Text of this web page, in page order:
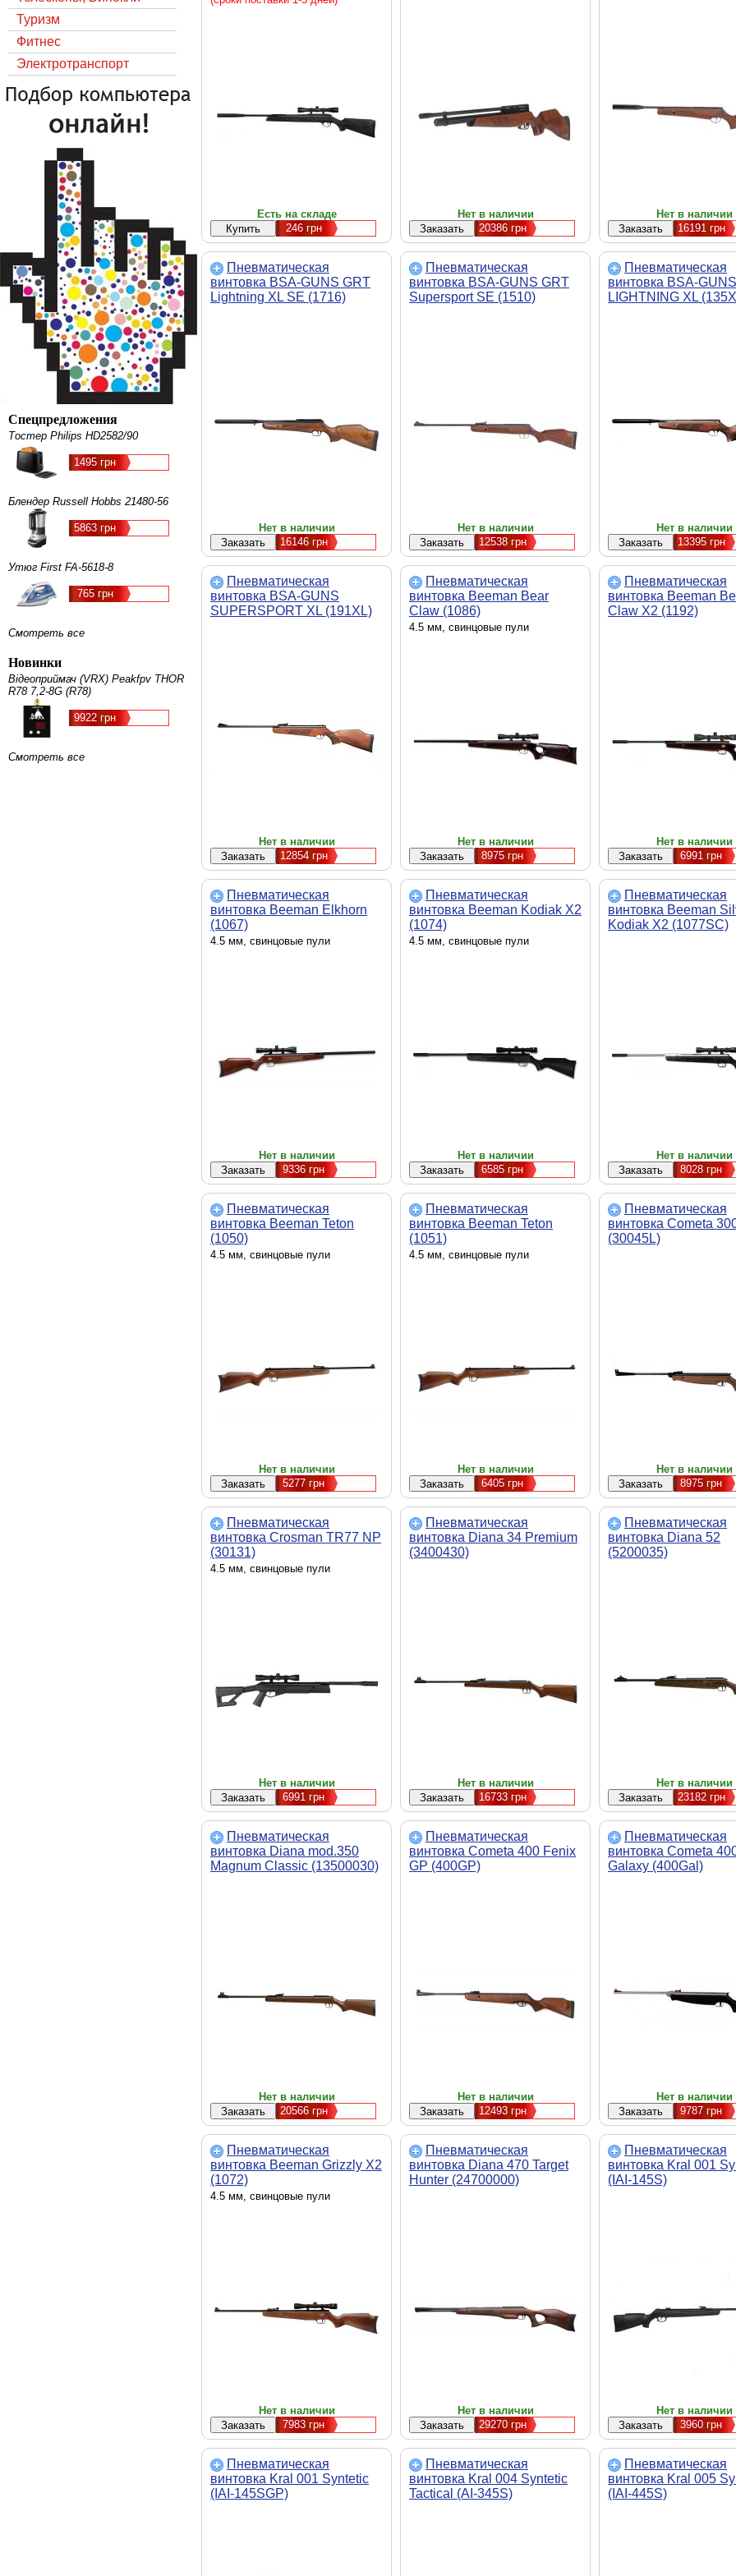
Туризм
Фитнес
Электротранспорт
Спецпредложения
Тостер Philips HD2582/90
1495 грн
Блендер Russell Hobbs 21480-56
5863 грн
Утюг First FA-5618-8
765 грн
Смотреть все
Новинки
Відеоприймач (VRX) Peakfpv THOR
R78 7,2-8G (R78)
9922 грн
Смотреть все
Есть на складе
246грн
Нет в наличии
20386грн
Нет в наличии
16191грн
Пневматическая
винтовка BSA-GUNS GRT
Lightning XL SE (1716)
Нет в наличии
16146грн
Пневматическая
винтовка BSA-GUNS GRT
Supersport SE (1510)
Нет в наличии
12538грн
Пневматическая
винтовка BSA-GUNS
LIGHTNING XL
Нет в наличии
13395грн
Пневматическая
винтовка BSA-GUNS
SUPERSPORT XL (191XL)
Нет в наличии
12854грн
Пневматическая
винтовка Beeman Bear
Claw (1086)
4.5 мм, свинцовые пули
Нет в наличии
8975 грн
Пневматическая
винтовка Beeman
Claw Х2 (1192)
Нет в наличии
6991 грн
Пневматическая
винтовка Beeman Elkhorn
(1067)
4.5 мм, свинцовые пули
Нет в наличии
9336 грн
Пневматическая
винтовка Beeman Kodiak X2
(1074)
4.5 мм, свинцовые пули
Нет в наличии
6585 грн
Пневматическая
винтовка Beeman
Kodiak X2 (1077SC)
Нет в наличии
8028 грн
Пневматическая
винтовка Beeman Teton
(1050)
4.5 мм, свинцовые пули
Нет в наличии
5277 грн
Пневматическая
винтовка Beeman Teton
(1051)
4.5 мм, свинцовые пули
Нет в наличии
6405 грн
Пневматическая
винтовка Cometa
(30045L)
Нет в наличии
8975 грн
Пневматическая
винтовка Crosman TR77 NP
(30131)
4.5 мм, свинцовые пули
Нет в наличии
6991 грн
Пневматическая
винтовка Diana 34 Premium
(3400430)
Нет в наличии
16733грн
Пневматическая
винтовка Diana 52
(5200035)
Нет в наличии
23182грн
Пневматическая
винтовка Diana mod.350
Magnum Classic (13500030)
Нет в наличии
20566грн
Пневматическая
винтовка Cometa 400 Fenix
GP (400GP)
Нет в наличии
12493грн
Пневматическая
винтовка Cometa
Galaxy (400Gal)
Нет в наличии
9787 грн
Пневматическая
винтовка Beeman Grizzly X2
(1072)
4.5 мм, свинцовые пули
Нет в наличии
7983 грн
Пневматическая
винтовка Diana 470 Target
Hunter (24700000)
Нет в наличии
29270грн
Пневматическая
винтовка Kral 001
(IAI-145S)
Нет в наличии
3960 грн
Пневматическая
винтовка Kral 001 Syntetic
(IAI-145SGP)
Пневматическая
винтовка Kral 004 Syntetic
Tactical (AI-345S)
Пневматическая
винтовка Kral 005
(IAI-445S)